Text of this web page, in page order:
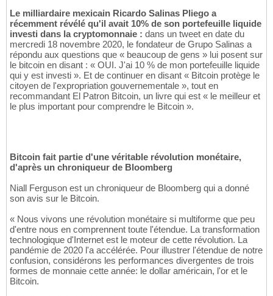
Le milliardaire mexicain Ricardo Salinas Pliego a
récemment révélé qu'il avait 10% de son portefeuille liquide
investi dans la cryptomonnaie : dans un tweet en date du
mercredi 18 novembre 2020, le fondateur de Grupo Salinas a
répondu aux questions que « beaucoup de gens » lui posent sur
le bitcoin en disant : « OUI. J'ai 10 % de mon portefeuille liquide
qui y est investi ». Et de continuer en disant « Bitcoin protège le
citoyen de l'expropriation gouvernementale », tout en
recommandant El Patron Bitcoin, un livre qui est « le meilleur et
le plus important pour comprendre le Bitcoin ».
Bitcoin fait partie d'une véritable révolution monétaire,
d'après un chroniqueur de Bloomberg
Niall Ferguson est un chroniqueur de Bloomberg qui a donné
son avis sur le Bitcoin.
« Nous vivons une révolution monétaire si multiforme que peu
d'entre nous en comprennent toute l'étendue. La transformation
technologique d'Internet est le moteur de cette révolution. La
pandémie de 2020 l'a accélérée. Pour illustrer l'étendue de notre
confusion, considérons les performances divergentes de trois
formes de monnaie cette année: le dollar américain, l'or et le
Bitcoin.